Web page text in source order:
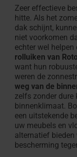
Zeer effectieve
hitte. Als het
dak schijnt,
niet voorkomen
echter wel
rolluiken van
want hun
weren de
weg van de
zelfs zonder dure
binnenklimaat.
een uitstekende
uw meubels en
alternatief bieden
bescherming